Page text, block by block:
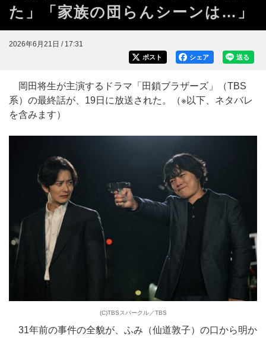
た」「家族の団らんシーンは…」
2026年6月21日 / 17:31
送る
シェア
ポスト
岡田将生が主演するドラマ「田鎖ブラザーズ」（TBS
系）の最終話が、19日に放送された。（※以下、ネタバレ
を含みます）
(C)TBSスパークル／TBS
31年前の事件の全貌が、ふみ（仙道敦子）の口から明か